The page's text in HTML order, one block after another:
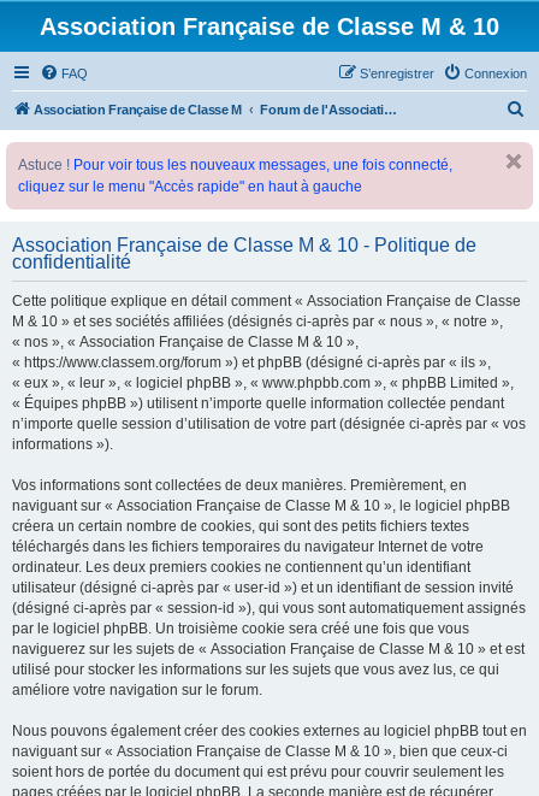
Association Française de Classe M & 10
FAQ Connexion
S’enregistrer
Association Française de Classe M Forum de l'Association Française de Classe M
c
Astuce ! Pour voir tous les nouveaux messages, une fois connecté,
cliquez sur le menu "Accès rapide" en haut à gauche
Association Française de Classe M & 10 - Politique de
confidentialité
Cette politique explique en détail comment « Association Française de Classe
M & 10 » et ses sociétés affiliées (désignés ci-après par « nous », « notre »,
« nos », « Association Française de Classe M & 10 »,
« https://www.classem.org/forum ») et phpBB (désigné ci-après par « ils »,
« eux », « leur », « logiciel phpBB », « www.phpbb.com », « phpBB Limited »,
« Équipes phpBB ») utilisent n’importe quelle information collectée pendant
n’importe quelle session d’utilisation de votre part (désignée ci-après par « vos
informations »).
Vos informations sont collectées de deux manières. Premièrement, en
naviguant sur « Association Française de Classe M & 10 », le logiciel phpBB
créera un certain nombre de cookies, qui sont des petits fichiers textes
téléchargés dans les fichiers temporaires du navigateur Internet de votre
ordinateur. Les deux premiers cookies ne contiennent qu’un identifiant
utilisateur (désigné ci-après par « user-id ») et un identifiant de session invité
(désigné ci-après par « session-id »), qui vous sont automatiquement assignés
par le logiciel phpBB. Un troisième cookie sera créé une fois que vous
naviguerez sur les sujets de « Association Française de Classe M & 10 » et est
utilisé pour stocker les informations sur les sujets que vous avez lus, ce qui
améliore votre navigation sur le forum.
Nous pouvons également créer des cookies externes au logiciel phpBB tout en
naviguant sur « Association Française de Classe M & 10 », bien que ceux-ci
soient hors de portée du document qui est prévu pour couvrir seulement les
pages créées par le logiciel phpBB. La seconde manière est de récupérer